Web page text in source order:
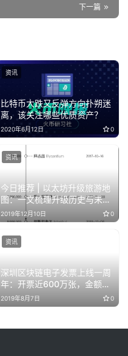
下一篇
比特币大跌又反弹方向扑朔迷
离，该关注哪些优质资产？
2020年6月12日 0
资讯
今日推荐 | 以太坊升级旅游地
图：一文梳理升级历史与未来
规划
2019年12月10日 0
资讯
深圳区块链电子发票上线一周
年：开票近600万张，金额达
39亿元
2019年8月7日 0
资讯